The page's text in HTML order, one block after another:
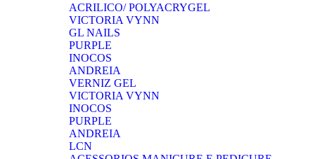
ACRILICO/ POLYACRYGEL
VICTORIA VYNN
GL NAILS
PURPLE
INOCOS
ANDREIA
VERNIZ GEL
VICTORIA VYNN
INOCOS
PURPLE
ANDREIA
LCN